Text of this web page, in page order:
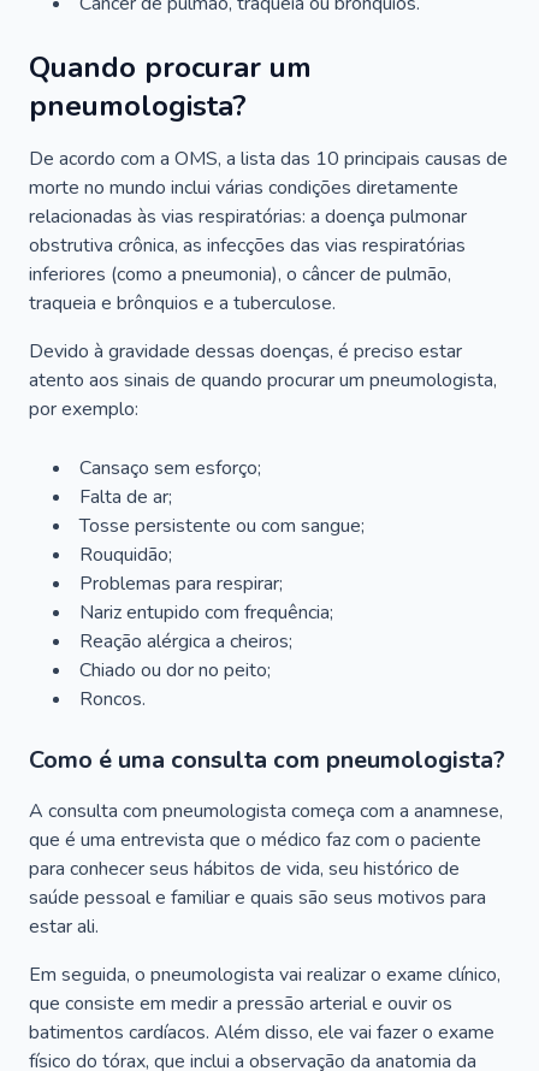
Quando procurar um
pneumologista?
De acordo com a OMS, a lista das 10 principais causas de
morte no mundo inclui várias condições diretamente
relacionadas às vias respiratórias: a doença pulmonar
obstrutiva crônica, as infecções das vias respiratórias
inferiores (como a pneumonia), o câncer de pulmão,
traqueia e brônquios e a tuberculose.
Devido à gravidade dessas doenças, é preciso estar
atento aos sinais de quando procurar um pneumologista,
por exemplo:
Cansaço sem esforço;
Falta de ar;
Tosse persistente ou com sangue;
Rouquidão;
Problemas para respirar;
Nariz entupido com frequência;
Reação alérgica a cheiros;
Chiado ou dor no peito;
Roncos.
Como é uma consulta com pneumologista?
A consulta com pneumologista começa com a anamnese,
que é uma entrevista que o médico faz com o paciente
para conhecer seus hábitos de vida, seu histórico de
saúde pessoal e familiar e quais são seus motivos para
estar ali.
Em seguida, o pneumologista vai realizar o exame clínico,
que consiste em medir a pressão arterial e ouvir os
batimentos cardíacos. Além disso, ele vai fazer o exame
físico do tórax, que inclui a observação da anatomia da